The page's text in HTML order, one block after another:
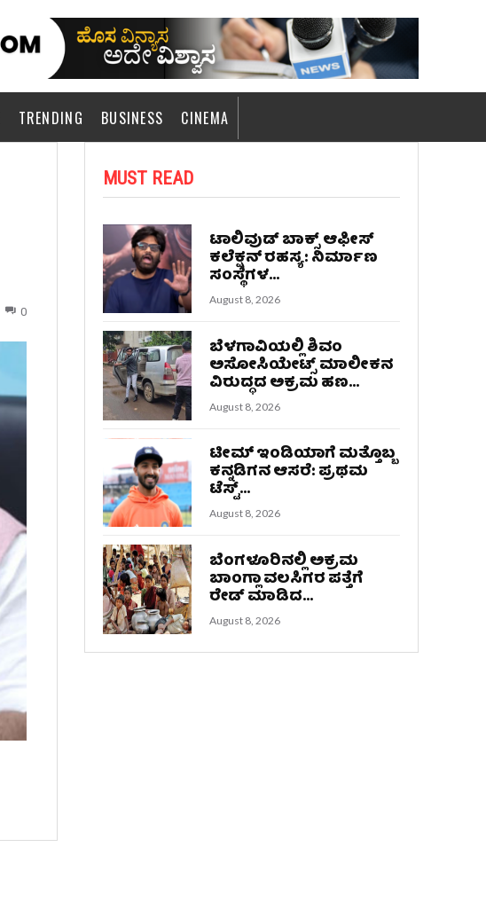
TRENDING BUSINESS CINEMA
0
MUST READ
ಟಾಲಿವುಡ್ ಬಾಕ್ಸ್ ಆಫೀಸ್
ಕಲೆಕ್ಷನ್ ರಹಸ್ಯ: ನಿರ್ಮಾಣ
ಸಂಸ್ಥೆಗಳ...
August 8, 2026
ಬೆಳಗಾವಿಯಲ್ಲಿ ಶಿವಂ
ಅಸೋಸಿಯೇಟ್ಸ್ ಮಾಲೀಕನ
ವಿರುದ್ಧದ ಅಕ್ರಮ ಹಣ...
August 8, 2026
ಟೀಮ್ ಇಂಡಿಯಾಗೆ ಮತ್ತೊಬ್ಬ
ಕನ್ನಡಿಗನ ಆಸರೆ: ಪ್ರಥಮ
ಟೆಸ್ಟ್...
August 8, 2026
ಬೆಂಗಳೂರಿನಲ್ಲಿ ಅಕ್ರಮ
ಬಾಂಗ್ಲಾ ವಲಸಿಗರ ಪತ್ತೆಗೆ
ರೇಡ್‌ ಮಾಡಿದ...
August 8, 2026